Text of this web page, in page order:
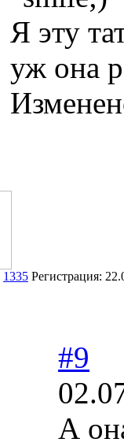
Я эту
уж она
1335 Регистрация:
#9
А